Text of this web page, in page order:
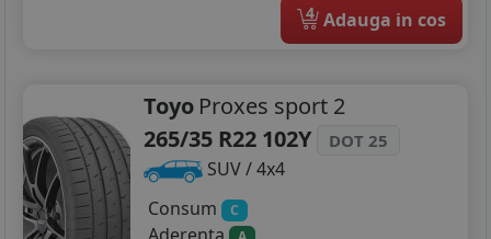
4 Adauga in cos
Toyo Proxes sport 2
265/35 R22 102Y
DOT 25
SUV / 4x4
Consum
C